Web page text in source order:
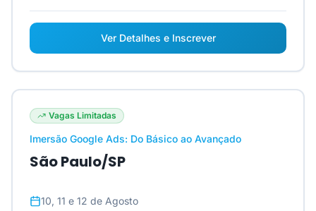
Ver Detalhes e Inscrever
Vagas Limitadas
Imersão Google Ads: Do Básico ao Avançado
São Paulo/SP
10, 11 e 12 de Agosto